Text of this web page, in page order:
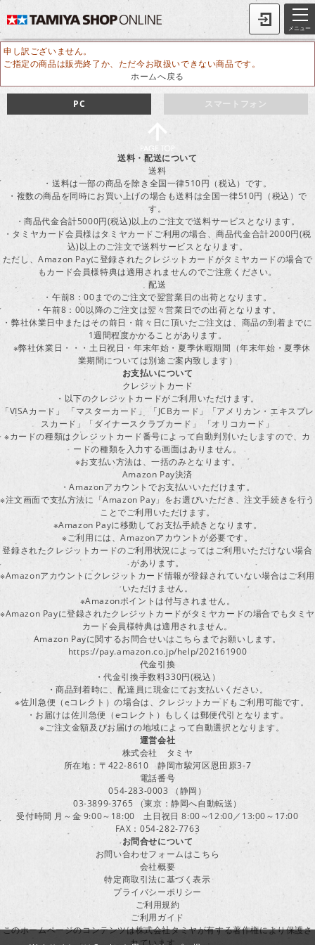
メニュー
申し訳ございません。
ご指定の商品は販売終了か、ただ今お取扱いできない商品です。
ホームへ戻る
スマートフォン
PC
送料・配送について
送料
・送料は一部の商品を除き全国一律510円（税込）です。
・複数の商品を同時にお買い上げの場合も送料は全国一律510円（税込）で
す。
・商品代金合計5000円(税込)以上のご注文で送料サービスとなります。
・タミヤカード会員様はタミヤカードご利用の場合、商品代金合計2000円(税
込)以上のご注文で送料サービスとなります。
ただし、Amazon Payに登録されたクレジットカードがタミヤカードの場合で
もカード会員様特典は適用されませんのでご注意ください。
配送
・午前8：00までのご注文で翌営業日の出荷となります。
・午前8：00以降のご注文は翌々営業日での出荷となります。
・弊社休業日中またはその前日・前々日に頂いたご注文は、商品の到着までに
1週間程度かかることがあります。
※弊社休業日・・・土日祝日・年末年始・夏季休暇期間（年末年始・夏季休
業期間については別途ご案内致します）
お支払いについて
クレジットカード
・以下のクレジットカードがご利用いただけます。
「VISAカード」 「マスターカード」 「JCBカード」「アメリカン・エキスプレ
スカード」「ダイナースクラブカード」 「オリコカード」
※カードの種類はクレジットカード番号によって自動判別いたしますので、カ
ードの種類を入力する画面はありません。
※お支払い方法は、一括のみとなります。
Amazon Pay決済
・Amazonアカウントでお支払いいただけます。
※注文画面で支払方法に「Amazon Pay」をお選びいただき、注文手続きを行う
ことでご利用いただけます。
※Amazon Payに移動してお支払手続きとなります。
※ご利用には、Amazonアカウントが必要です。
登録されたクレジットカードのご利用状況によってはご利用いただけない場合
があります。
※Amazonアカウントにクレジットカード情報が登録されていない場合はご利用
いただけません。
※Amazonポイントは付与されません。
※Amazon Payに登録されたクレジットカードがタミヤカードの場合でもタミヤ
カード会員様特典は適用されません。
Amazon Payに関するお問合せいはこちらまでお願いします。
https://pay.amazon.co.jp/help/202161900
代金引換
・代金引換手数料330円(税込）
・商品到着時に、配達員に現金にてお支払いください。
※佐川急便（eコレクト）の場合は、クレジットカードもご利用可能です。
・お届けは佐川急便（eコレクト）もしくは郵便代引となります。
※ご注文金額及びお届けの地域によって自動選択となります。
運営会社
株式会社 タミヤ
所在地：〒422-8610 静岡市駿河区恩田原3-7
電話番号
054-283-0003 （静岡）
03-3899-3765 （東京：静岡へ自動転送）
受付時間 月～金 9:00～18:00 土日祝日 8:00～12:00／13:00～17:00
FAX：054-282-7763
お問合せについて
お問い合わせフォームはこちら
会社概要
特定商取引法に基づく表示
プライバシーポリシー
ご利用規約
ご利用ガイド
このホームページのコンテンツは株式会社タミヤが有する著作権により保護さ
れています。